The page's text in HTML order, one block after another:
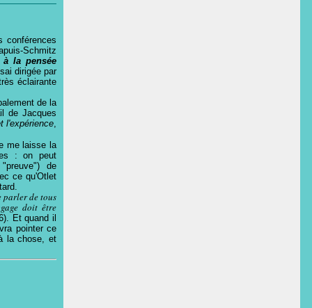
conférences
Schmitz
la pensée
dirigée par
éclairante
de la
de Jacques
l'expérience
me laisse la
: on peut
de
ce qu'Otlet
parler de tous
doit être
Et quand il
pointer ce
la chose, et